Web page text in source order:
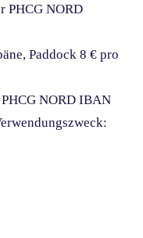
PHCG NORD
Paddock 8 € pro
NORD IBAN